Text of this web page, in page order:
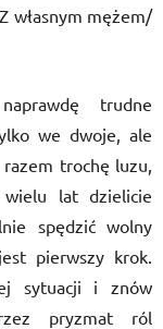
własnym mężem/
trudne
we dwoje, ale
trochę luzu,
lat dzielicie
lnie spędzić wolny
pierwszy krok.
sytuacji i znów
pryzmat ról